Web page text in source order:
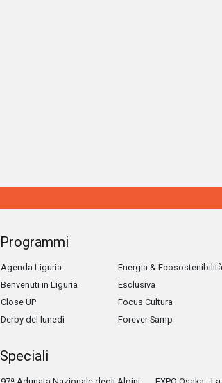
Programmi
Agenda Liguria
Benvenuti in Liguria
Close UP
Derby del lunedì
Energia & Ecosostenibilità
Esclusiva
Focus Cultura
Forever Samp
Speciali